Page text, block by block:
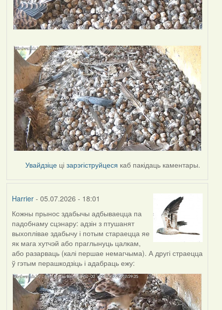
Увайдзіце цізарэгіструйцеся каб пакідаць каментары.
Harrier- 05.07.2026 - 18:01
Кожны прынос здабычы адбываецца па
падобнаму сцэнару: адзін з птушанят
выхоплівае здабычу і потым стараецца яе
як мага хутчэй або праглынуць цалкам,
або разарваць (калі першае немагчыма). А другі страецца
ў гэтым перашкодзіць і адабраць ежу: